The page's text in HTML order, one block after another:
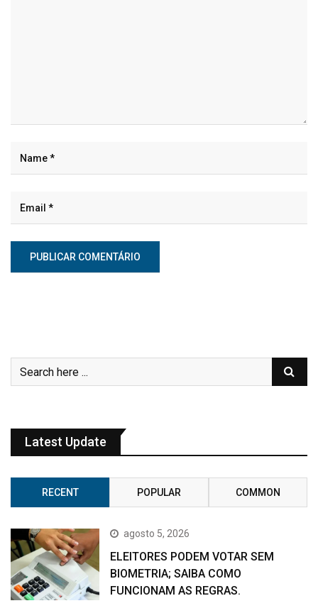
Latest Update
RECENT POPULAR COMMON
agosto 5, 2026
ELEITORES PODEM VOTAR SEM
BIOMETRIA; SAIBA COMO
FUNCIONAM AS REGRAS.